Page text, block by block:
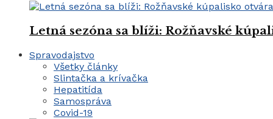
Letná sezóna sa blíži: Rožňavské
Spravodajstvo
Všetky články
Slintačka a krívačka
Hepatitída
Samospráva
Covid-19